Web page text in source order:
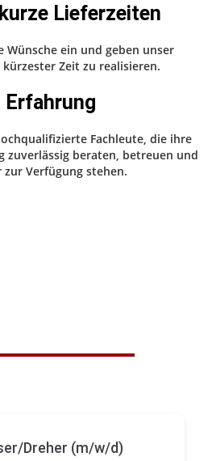
Lieferzeiten
Wünsche ein und geben unser
Zeit zu realisieren.
Erfahrung
Fachleute, die ihre
zuverlässig beraten, betreuen und
Verfügung stehen.
Dreher (m/w/d)